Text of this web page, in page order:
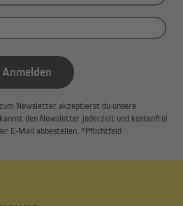
Anmelden
Newsletter akzeptierst du unsere
den Newsletter jederzeit und kostenfrei
E-Mail abbestellen. *Pflichtfeld